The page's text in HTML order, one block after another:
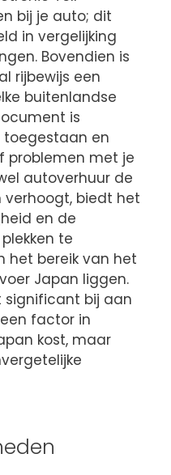
bij je auto; dit
in vergelijking
Bovendien is
rijbewijs een
buitenlandse
is
toegestaan en
problemen met je
autoverhuur de
verhoogt, biedt het
en de
te
het bereik van het
Japan liggen.
significant bij aan
factor in
kost, maar